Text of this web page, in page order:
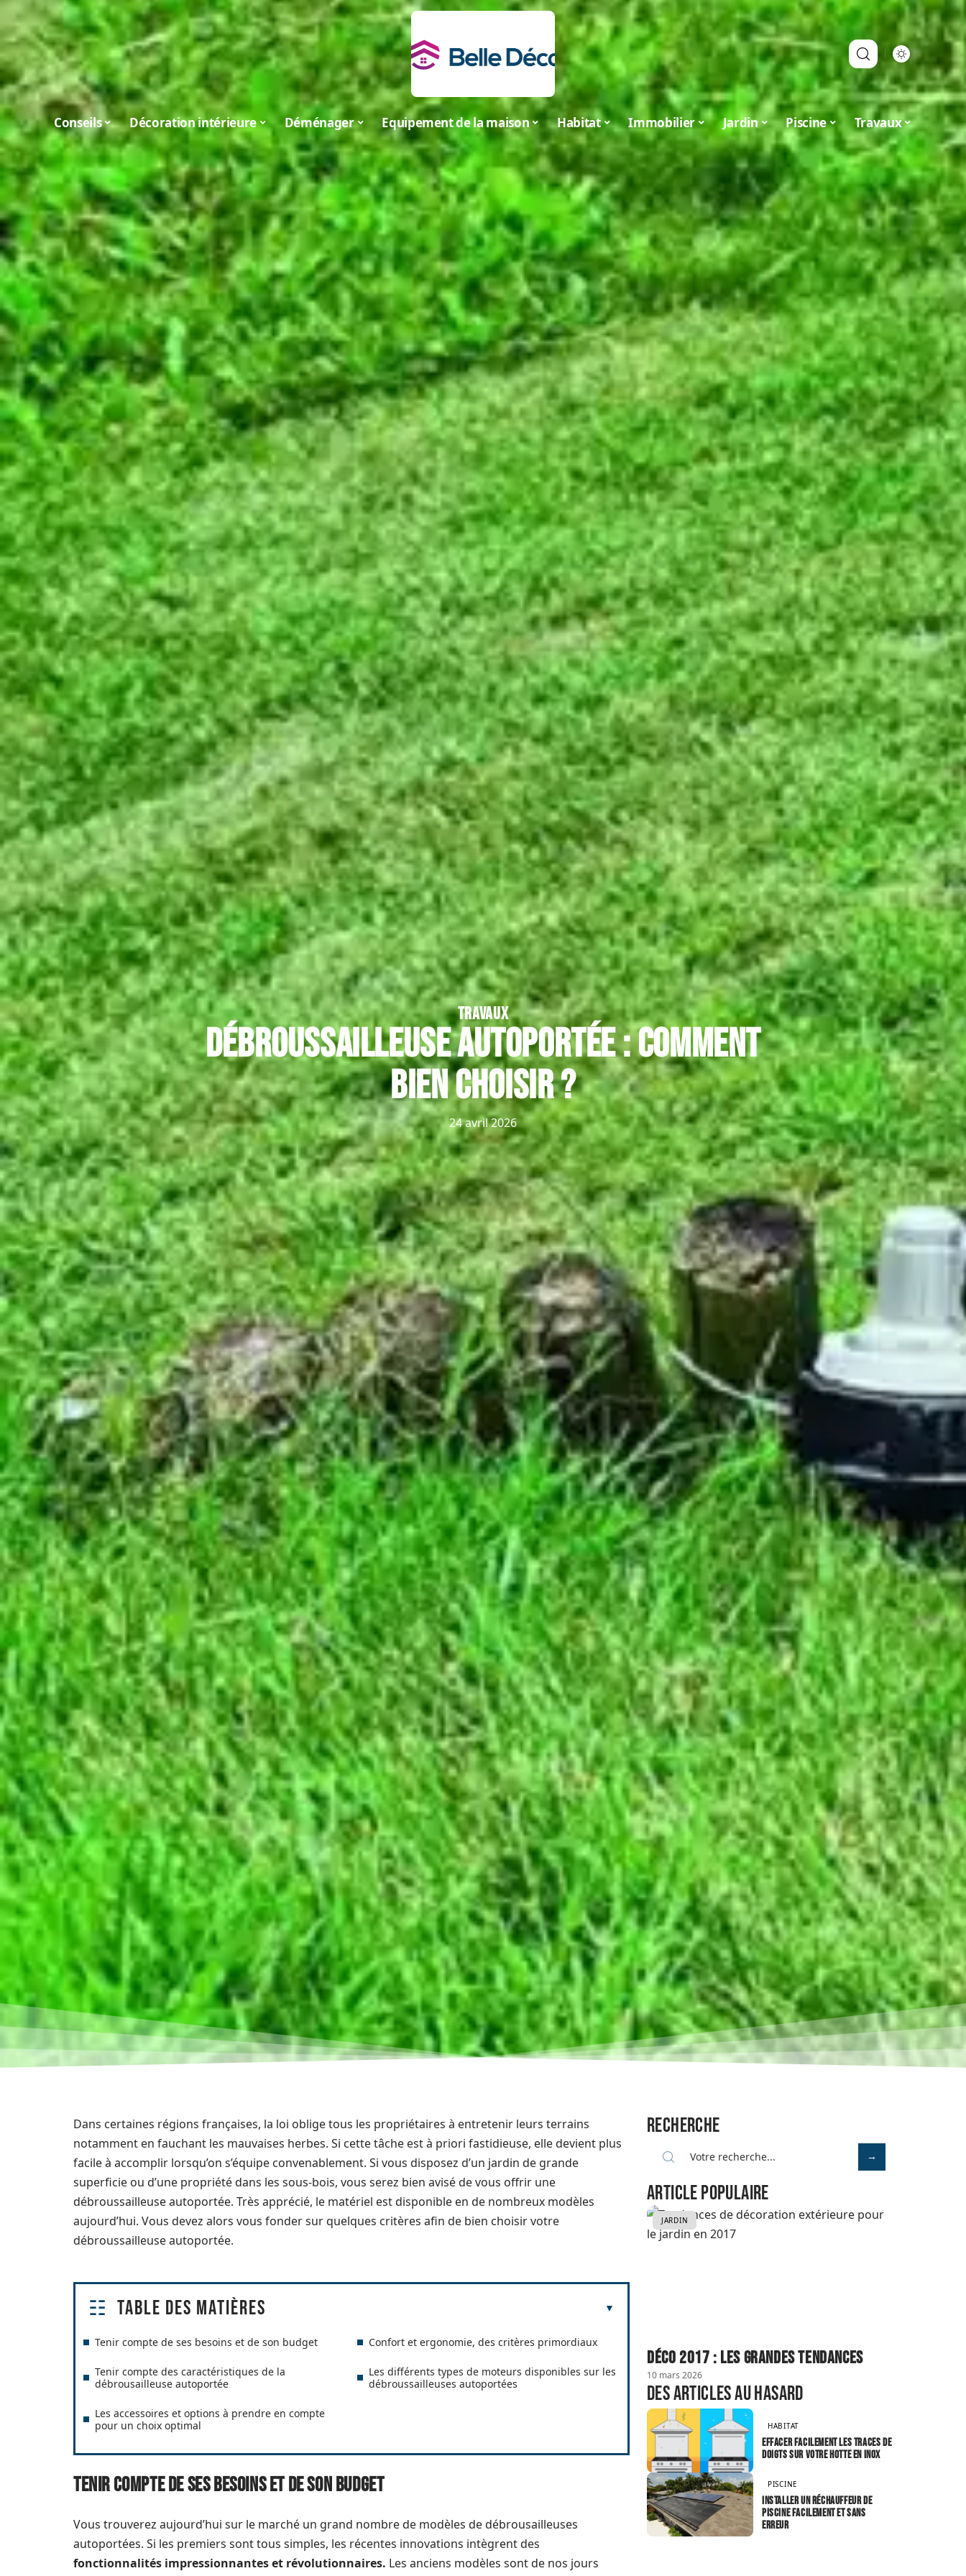
Conseils Décoration intérieure Déménager Equipement de la maison Habitat Immobilier Jardin Piscine Travaux
TRAVAUX
Débroussailleuse autoportée : comment
bien choisir ?
24 avril 2026
Dans certaines régions françaises, la loi oblige tous les propriétaires à entretenir leurs terrains
notamment en fauchant les mauvaises herbes. Si cette tâche est à priori fastidieuse, elle devient plus
facile à accomplir lorsqu’on s’équipe convenablement. Si vous disposez d’un jardin de grande
superficie ou d’une propriété dans les sous-bois, vous serez bien avisé de vous offrir une
débroussailleuse autoportée. Très apprécié, le matériel est disponible en de nombreux modèles
aujourd’hui. Vous devez alors vous fonder sur quelques critères afin de bien choisir votre
débroussailleuse autoportée.
Table des matières
Tenir compte de ses besoins et de son budget Confort et ergonomie, des critères primordiaux
Tenir compte des caractéristiques de la
débrousailleuse autoportée
Les différents types de moteurs disponibles sur les
débroussailleuses autoportées
Les accessoires et options à prendre en compte
pour un choix optimal
Tenir compte de ses besoins et de son budget
Vous trouverez aujourd’hui sur le marché un grand nombre de modèles de débrousailleuses
autoportées. Si les premiers sont tous simples, les récentes innovations intègrent des
fonctionnalités impressionnantes et révolutionnaires. Les anciens modèles sont de nos jours
Recherche
Article populaire
JARDIN
Déco 2017 : les grandes tendances
10 mars 2026
Des articles au hasard
HABITAT
Effacer facilement les traces de
doigts sur votre hotte en inox
PISCINE
Installer un réchauffeur de
piscine facilement et sans
erreur